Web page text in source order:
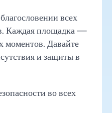
всех
Каждая площадка —
моментов. Давайте
и защиты в
во всех